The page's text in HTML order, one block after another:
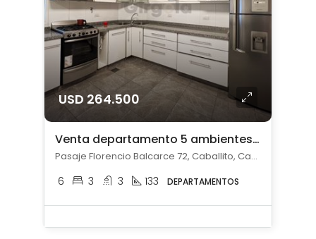
USD 264.500
Venta departamento 5 ambientes c/ cochera en Caballito
Pasaje Florencio Balcarce 72, Caballito, Capital Federal
6 3 3 133 DEPARTAMENTOS